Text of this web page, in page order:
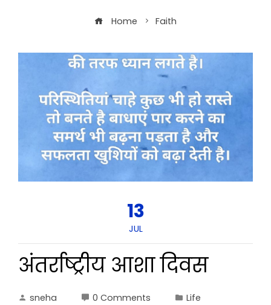
Home Faith
13
JUL
अंतर्राष्ट्रीय आशा दिवस
sneha 0 Comments
Life